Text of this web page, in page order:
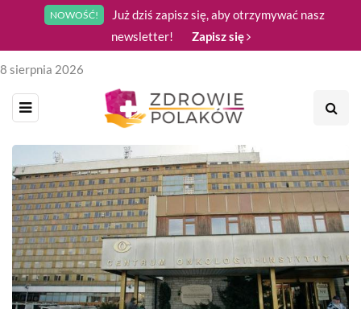
NOWOŚĆ!
Już dziś zapisz się, aby otrzymywać nasz
newsletter!
Zapisz się
8 sierpnia 2026